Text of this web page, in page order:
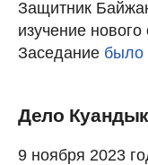
Защитник
изучение нового
Заседание было
Дело
9 ноября 2023